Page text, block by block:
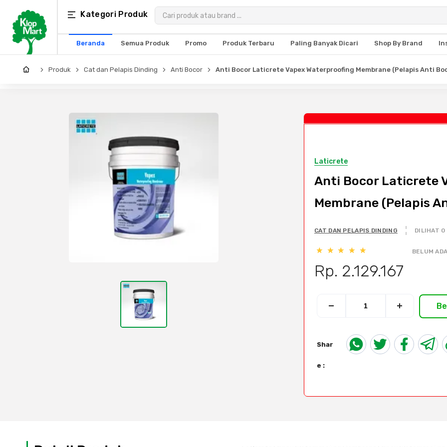
Kategori Produk
Beranda Semua Produk Promo Produk Terbaru Paling Banyak Dicari Shop By Brand
Kategori
Produk
Arsitektur
Produk Cat dan Pelapis Dinding Anti Bocor Anti Bocor Laticrete Vapex Waterproofing Membrane (Pelapis Anti
Laticrete
Anti Bocor Laticrete
Membrane (Pelapis
CAT DAN PELAPIS DINDING DILIHAT 0
BELUM
Rp. 2.129.167
Shar
e :